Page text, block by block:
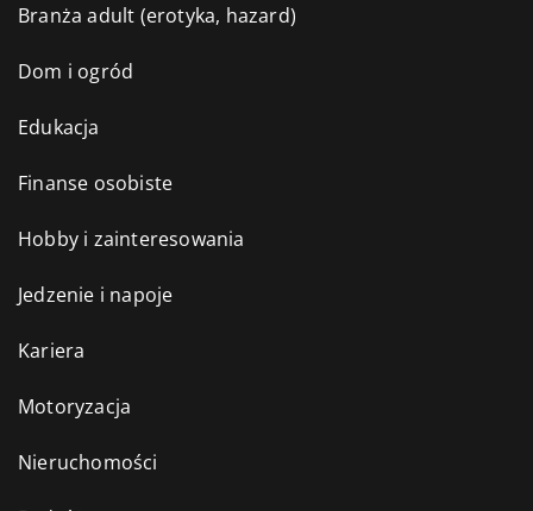
Branża adult (erotyka, hazard)
Dom i ogród
Edukacja
Finanse osobiste
Hobby i zainteresowania
Jedzenie i napoje
Kariera
Motoryzacja
Nieruchomości